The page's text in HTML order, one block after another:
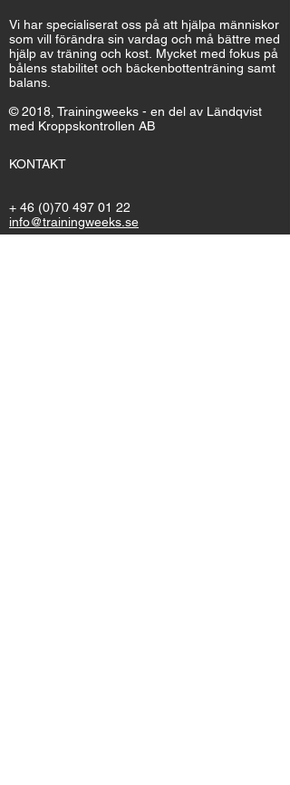
Vi har specialiserat oss på att hjälpa människor
som vill förändra sin vardag och må bättre med
hjälp av träning och kost. Mycket med fokus på
bålens stabilitet och bäckenbottenträning samt
balans.
© 2018, Trainingweeks - en del av Ländqvist
med Kroppskontrollen AB
KONTAKT
+ 46 (0)70 497 01 22
info@trainingweeks.se